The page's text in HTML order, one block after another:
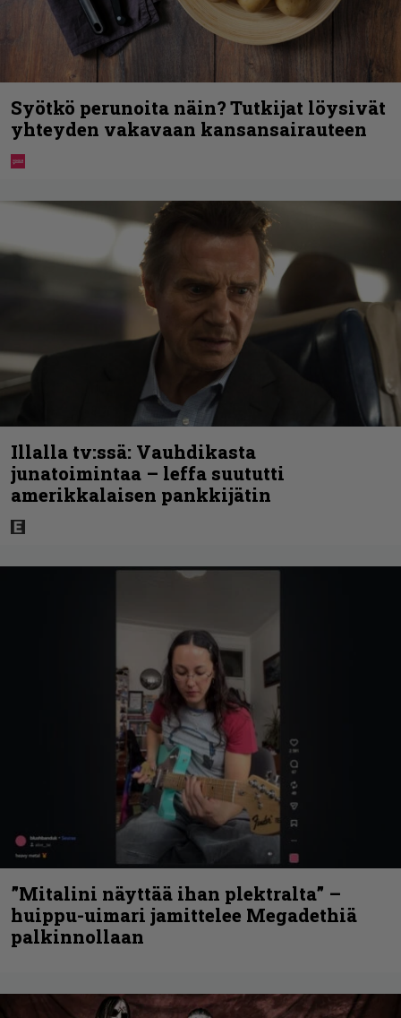
Syötkö perunoita näin? Tutkijat löysivät
yhteyden vakavaan kansansairauteen
Illalla tv:ssä: Vauhdikasta
junatoimintaa – leffa suututti
amerikkalaisen pankkijätin
”Mitalini näyttää ihan plektralta” –
huippu-uimari jamittelee Megadethiä
palkinnollaan